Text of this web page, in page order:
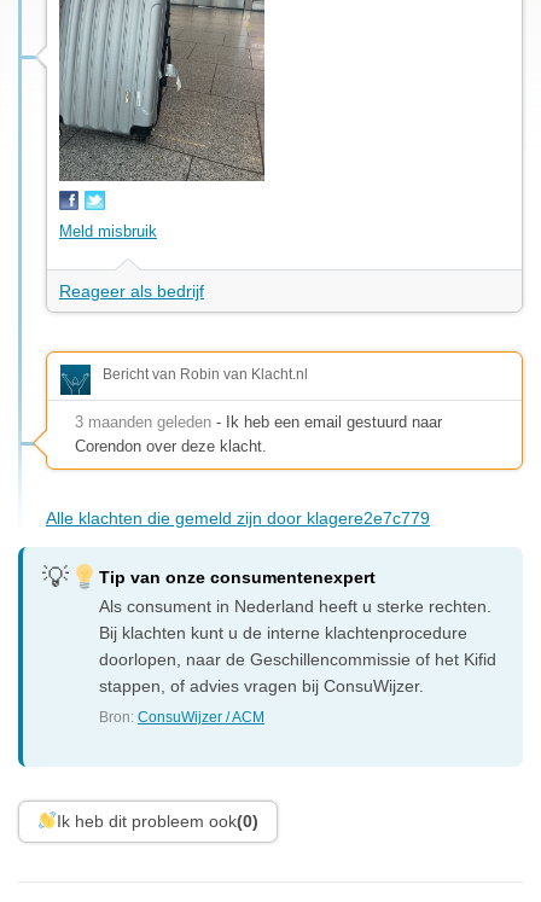
Meld misbruik
Reageer als bedrijf
Bericht van Robin van Klacht.nl
3 maanden geleden - Ik heb een email gestuurd naar
Corendon over deze klacht.
Alle klachten die gemeld zijn door klagere2e7c779
Tip van onze consumentenexpert
Als consument in Nederland heeft u sterke rechten.
Bij klachten kunt u de interne klachtenprocedure
doorlopen, naar de Geschillencommissie of het Kifid
stappen, of advies vragen bij ConsuWijzer.
Bron:ConsuWijzer / ACM
Ik heb dit probleem ook(0)